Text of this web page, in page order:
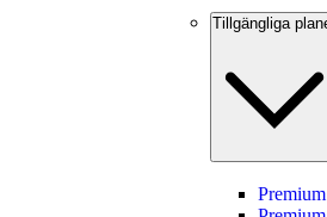
Tillgängliga